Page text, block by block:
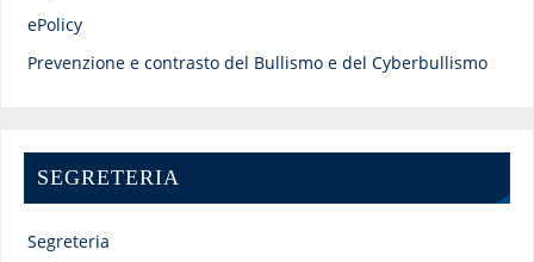
ePolicy
Prevenzione e contrasto del Bullismo e del Cyberbullismo
SEGRETERIA
Segreteria